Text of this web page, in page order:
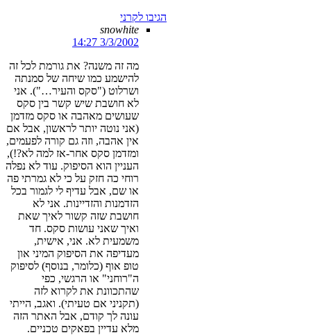
הגיבו לקרני
snowhite
3/3/2002 14:27
מה זה משנה? את גורמת לכל זה
להישמע כמו שיחה של סמנתה
ושרלוט ("סקס והעיר…"). אני
לא חושבת שיש קשר בין סקס
שעושים מאהבה או סקס מזדמן
(אני נוטה יותר לראשון, אבל אם
אין אהבה, וזה גם קורה לפעמים,
ומזדמן סקס אחר-אז למה לא?!),
העניין הוא הסיפוק. עוד לא נפלה
רוחי כה חזק על כי לא גמרתי פה
או שם, אבל עדיף לי לגמור בכל
הזדמנות והזדיינות. אני לא
חושבת שזה קשור לאיך שאת
ואיך שאני עושות סקס. חד
משמעית לא. אני, אישית,
מעדיפה את הסיפוק המיני און
טופ אוף (כלומר, בנוסף) לסיפוק
ה"רוחני" או הרגשי, כפי
שהתכוונת את לקרוא לזה
(תקניני אם טעיתי). ואגב, הייתי
עונה לך קודם, אבל האתר הזה
מלא עדיין בפאקים טכניים.